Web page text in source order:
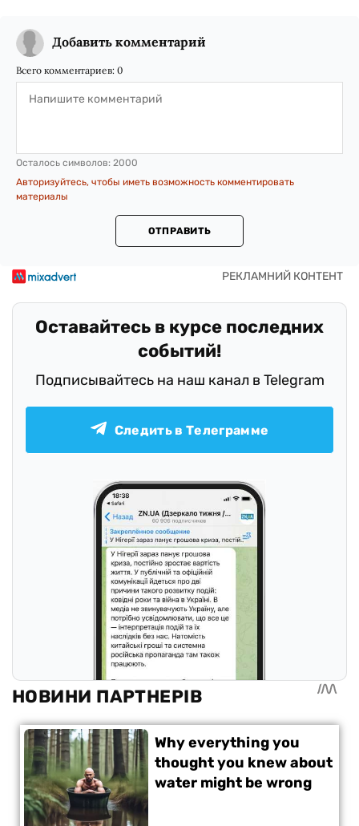
Добавить комментарий
Всего комментариев: 0
Осталось символов: 2000
Авторизуйтесь, чтобы иметь возможность комментировать
материалы
ОТПРАВИТЬ
Оставайтесь в курсе последних
событий!
Подписывайтесь на наш канал в Telegram
Следить в Телеграмме